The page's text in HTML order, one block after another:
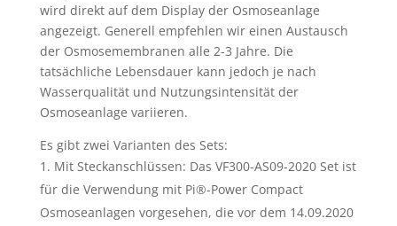
wird direkt auf dem Display der Osmoseanlage
angezeigt. Generell empfehlen wir einen Austausch
der Osmosemembranen alle 2-3 Jahre. Die
tatsächliche Lebensdauer kann jedoch je nach
Wasserqualität und Nutzungsintensität der
Osmoseanlage variieren.
Es gibt zwei Varianten des Sets:
Mit Steckanschlüssen: Das VF300-AS09-2020 Set ist
für die Verwendung mit Pi®-Power Compact
Osmoseanlagen vorgesehen, die vor dem 14.09.2020